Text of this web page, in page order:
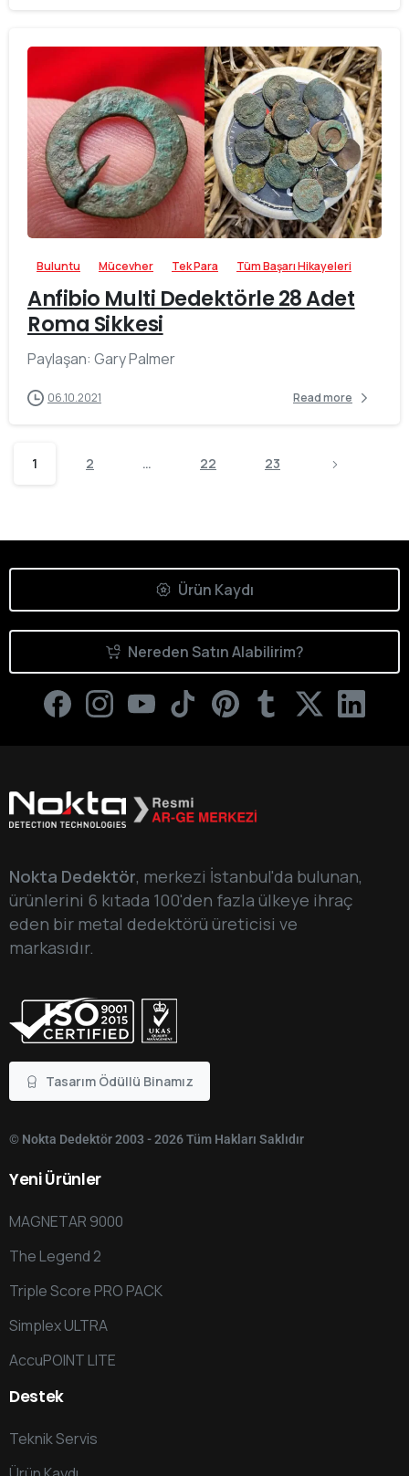
-
Buluntu Mücevher Tek Para Tüm Başarı Hikayeleri
Anfibio Multi Dedektörle 28 Adet
Roma Sikkesi
Paylaşan: Gary Palmer
06.10.2021 Read more
1 2 … 22 23
Ürün Kaydı
Nereden Satın Alabilirim?
Nokta Dedektör, merkezi İstanbul'da bulunan,
ürünlerini 6 kıtada 100'den fazla ülkeye ihraç
eden bir metal dedektörü üreticisi ve
markasıdır.
Tasarım Ödüllü Binamız
© Nokta Dedektör 2003 - 2026 Tüm Hakları Saklıdır
YeniÜrünler
MAGNETAR 9000
The Legend 2
Triple Score PRO PACK
Simplex ULTRA
AccuPOINT LITE
Destek
Teknik Servis